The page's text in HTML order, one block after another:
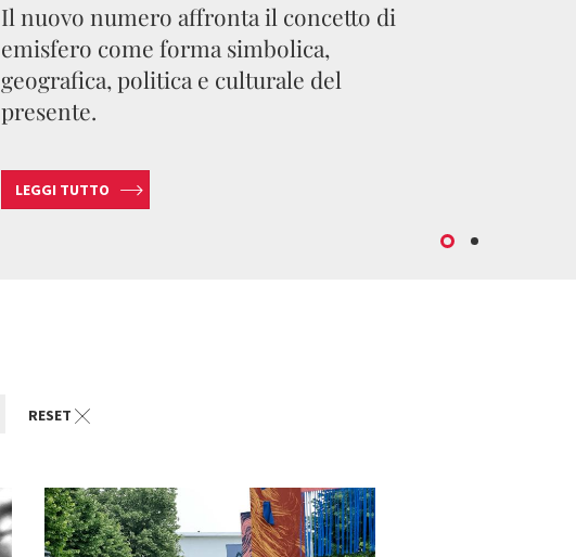
Il nuovo numero affronta il concetto di
emisfero come forma simbolica,
geografica, politica e culturale del
presente.
LEGGI TUTTO
RESET